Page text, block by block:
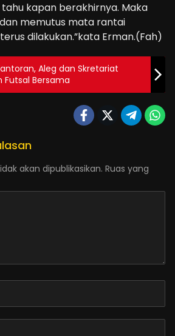
kapan berakhirnya. Maka
memutus mata rantai
dilakukan.”kata Erman.(Fah)
Aleg dan Skretariat
Futsal Bersama
akan dipublikasikan. Ruas yang